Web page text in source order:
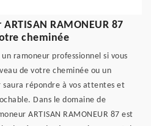
RAMONEUR 87
cheminée
ramoneur professionnel si vous
de votre cheminée ou un
répondre à vos attentes et
Dans le domaine de
ARTISAN RAMONEUR 87 est